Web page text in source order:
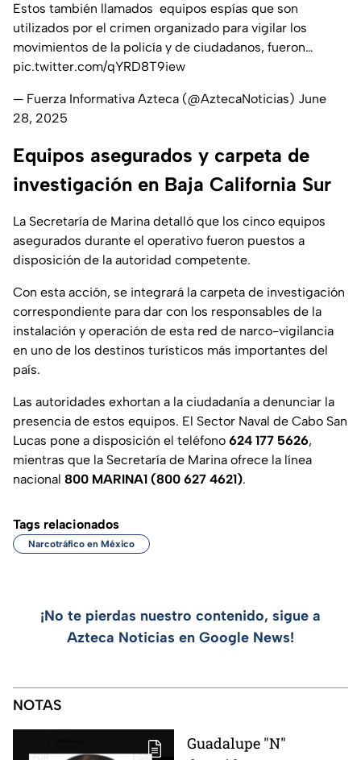
Estos también llamados equipos espías que son
utilizados por el crimen organizado para vigilar los
movimientos de la policía y de ciudadanos, fueron…
pic.twitter.com/qYRD8T9iew
— Fuerza Informativa Azteca (@AztecaNoticias) June
28, 2025
Equipos asegurados y carpeta de
investigación en Baja California Sur
La Secretaría de Marina detalló que los cinco equipos
asegurados durante el operativo fueron puestos a
disposición de la autoridad competente.
Con esta acción, se integrará la carpeta de investigación
correspondiente para dar con los responsables de la
instalación y operación de esta red de narco-vigilancia
en uno de los destinos turísticos más importantes del
país.
Las autoridades exhortan a la ciudadanía a denunciar la
presencia de estos equipos. El Sector Naval de Cabo San
Lucas pone a disposición el teléfono 624 177 5626,
mientras que la Secretaría de Marina ofrece la línea
nacional 800 MARINA1 (800 627 4621).
Tags relacionados
Narcotráfico en México
¡No te pierdas nuestro contenido, sigue a
Azteca Noticias en Google News!
NOTAS
Guadalupe "N"